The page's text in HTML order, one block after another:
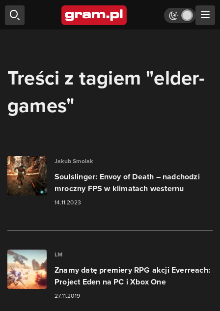
Treści z tagiem "elder-
games"
Jakub Smolak
Soulslinger: Envoy of Death – nadchodzi
mroczny FPS w klimatach westernu
14.11.2023
LM
Znamy datę premiery RPG akcji Everreach:
Project Eden na PC i Xbox One
27.11.2019